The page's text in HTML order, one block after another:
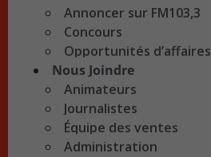
Annoncer sur FM103,3
Concours
Opportunités d’affaires
Nous Joindre
Animateurs
Journalistes
Équipe des ventes
Administration